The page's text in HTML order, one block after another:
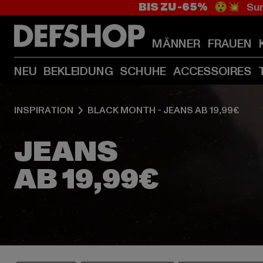
BIS ZU -65% 😲💥
MÄNNER FRAUEN
NEU BEKLEIDUNG SCHUHE ACCESSOIRES
INSPIRATION BLACK MONTH - JEANS AB 19,99€
JEANS